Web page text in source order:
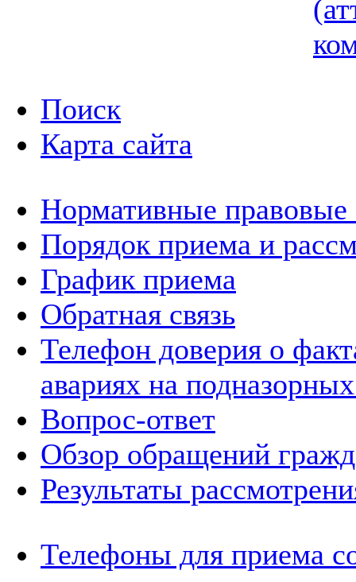
Поиск
Карта сайта
Нормативные правовые
Порядок приема и
График приема
Обратная связь
Телефон доверия о
авариях на
Вопрос-ответ
Обзор обращений
Результаты
Телефоны для приема